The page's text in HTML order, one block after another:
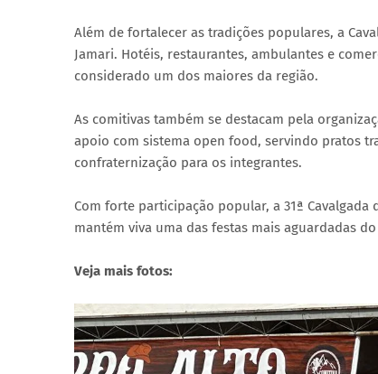
Além de fortalecer as tradições populares, a
Jamari. Hotéis, restaurantes, ambulantes e
considerado um dos maiores da região.
As comitivas também se destacam pela
apoio com sistema open food, servindo pratos
confraternização para os integrantes.
Com forte participação popular, a 31ª
mantém viva uma das festas mais aguardadas
Veja mais fotos: